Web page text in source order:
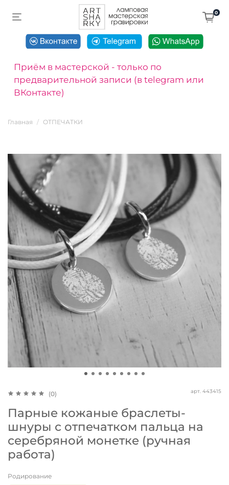
0
Приём в мастерской - только по
предварительной записи (в telegram или
ВКонтакте)
Главная ОТПЕЧАТКИ
(0) арт. 443415
Парные кожаные браслеты-
шнуры с отпечатком пальца на
серебряной монетке (ручная
работа)
Родирование